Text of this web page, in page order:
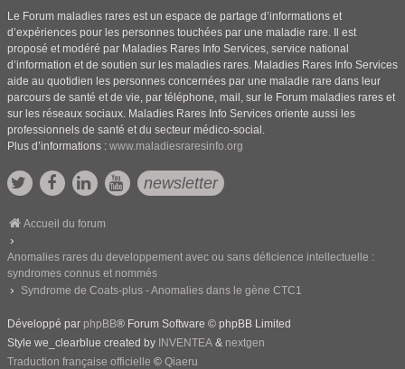
Le Forum maladies rares est un espace de partage d’informations et
d’expériences pour les personnes touchées par une maladie rare. Il est
proposé et modéré par Maladies Rares Info Services, service national
d’information et de soutien sur les maladies rares. Maladies Rares Info Services
aide au quotidien les personnes concernées par une maladie rare dans leur
parcours de santé et de vie, par téléphone, mail, sur le Forum maladies rares et
sur les réseaux sociaux. Maladies Rares Info Services oriente aussi les
professionnels de santé et du secteur médico-social.
Plus d’informations : www.maladiesraresinfo.org
newsletter
Accueil du forum
Anomalies rares du developpement avec ou sans déficience intellectuelle :
syndromes connus et nommés
Syndrome de Coats-plus - Anomalies dans le gène CTC1
Développé par phpBB® Forum Software © phpBB Limited
Style we_clearblue created by INVENTEA & nextgen
Traduction française officielle © Qiaeru